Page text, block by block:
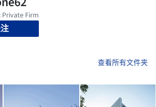
查看所有文件夹